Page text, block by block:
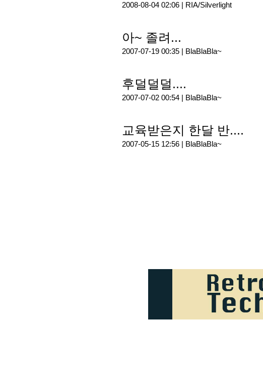
2008-08-04 02:06 | RIA/Silverlight
아~ 졸려...
2007-07-19 00:35 | BlaBlaBla~
후덜덜덜....
2007-07-02 00:54 | BlaBlaBla~
교육받은지 한달 반....
2007-05-15 12:56 | BlaBlaBla~